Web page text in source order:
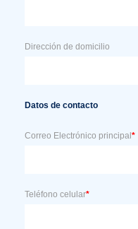
Dirección de domicilio
Datos de contacto
Correo Electrónico principal *
Teléfono celular*